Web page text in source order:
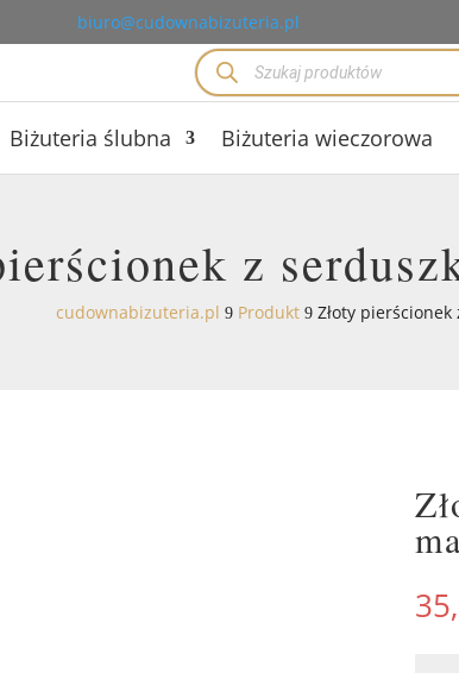
biuro@cudownabizuteria.pl
Wyszukiwarka
produktów
Biżuteria ślubna Biżuteria wieczorowa
z
cudownabizuteria.pl 9 Produkt 9 Złoty